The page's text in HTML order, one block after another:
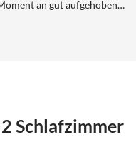
an gut aufgehoben
und ist absolut
Schlafzimmer